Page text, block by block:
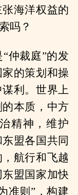
海洋权益的
吗？
仲裁庭”的发
的策划和操
利。世界上
本质，中方
精神，维护
盟各国共同
航行和飞越
盟国家加快
准则”，构建